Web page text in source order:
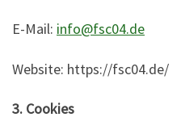
E-Mail: info@fsc04.de
Website: https://fsc04.de/
3. Cookies